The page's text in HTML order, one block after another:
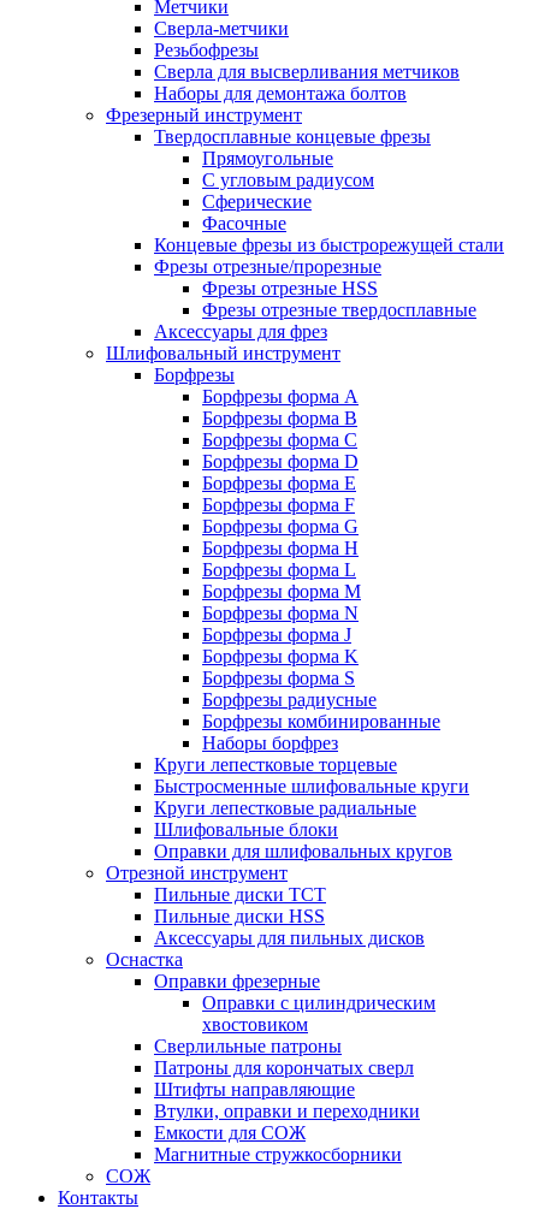
Метчики
Сверла-метчики
Резьбофрезы
Сверла для высверливания метчиков
Наборы для демонтажа болтов
Фрезерный инструмент
Твердосплавные концевые фрезы
Прямоугольные
С угловым радиусом
Сферические
Фасочные
Концевые фрезы из быстрорежущей стали
Фрезы отрезные/прорезные
Фрезы отрезные HSS
Фрезы отрезные твердосплавные
Аксессуары для фрез
Шлифовальный инструмент
Борфрезы
Борфрезы форма A
Борфрезы форма B
Борфрезы форма C
Борфрезы форма D
Борфрезы форма E
Борфрезы форма F
Борфрезы форма G
Борфрезы форма H
Борфрезы форма L
Борфрезы форма M
Борфрезы форма N
Борфрезы форма J
Борфрезы форма K
Борфрезы форма S
Борфрезы радиусные
Борфрезы комбинированные
Наборы борфрез
Круги лепестковые торцевые
Быстросменные шлифовальные круги
Круги лепестковые радиальные
Шлифовальные блоки
Оправки для шлифовальных кругов
Отрезной инструмент
Пильные диски ТСТ
Пильные диски HSS
Аксессуары для пильных дисков
Оснастка
Оправки фрезерные
Оправки с цилиндрическим
хвостовиком
Сверлильные патроны
Патроны для корончатых сверл
Штифты направляющие
Втулки, оправки и переходники
Емкости для СОЖ
Магнитные стружкосборники
СОЖ
Контакты